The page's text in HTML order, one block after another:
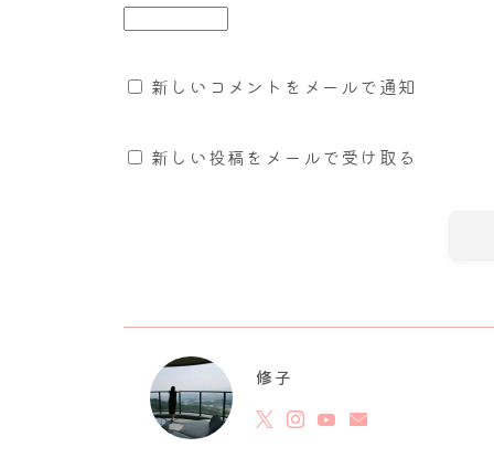
新しいコメントをメールで通知
新しい投稿をメールで受け取る
修子